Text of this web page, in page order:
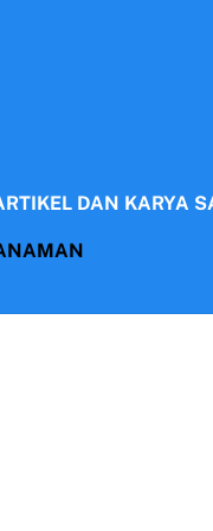
DAN KARYA